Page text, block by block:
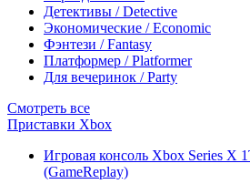
Детективы / Detective
Экономические / Economic
Фэнтези / Fantasy
Платформер / Platformer
Для вечеринок / Party
Смотреть все
Приставки Xbox
Игровая консоль Xbox Series X
(GameReplay)